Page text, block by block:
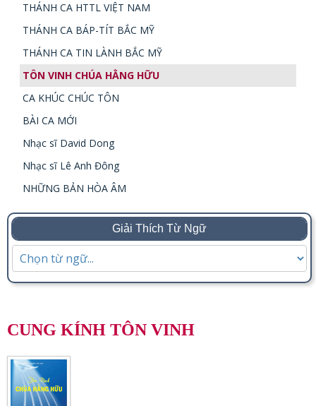
THÁNH CA HTTL VIỆT NAM
THÁNH CA BÁP-TÍT BẮC MỸ
THÁNH CA TIN LÀNH BẮC MỸ
TÔN VINH CHÚA HẰNG HỮU
CA KHÚC CHÚC TÔN
BÀI CA MỚI
Nhạc sĩ David Dong
Nhạc sĩ Lê Anh Đông
NHỮNG BẢN HÒA ÂM
Giải Thích Từ Ngữ
CUNG KÍNH TÔN VINH